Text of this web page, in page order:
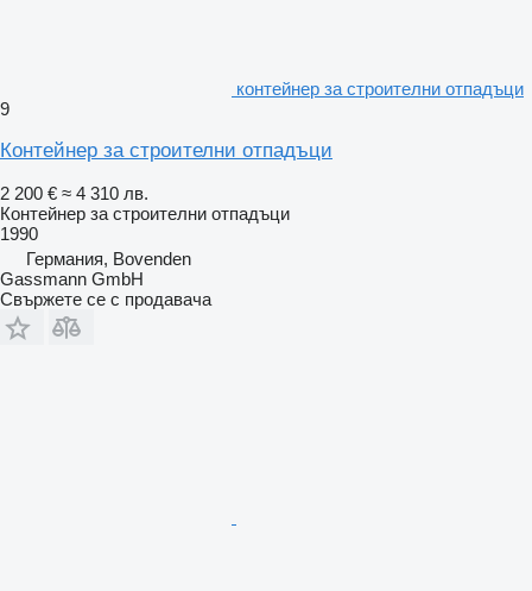
контейнер за строителни отпадъци
9
Контейнер за строителни отпадъци
2 200 € ≈ 4 310 лв.
Контейнер за строителни отпадъци
1990
Германия, Bovenden
Gassmann GmbH
Свържете се с продавача